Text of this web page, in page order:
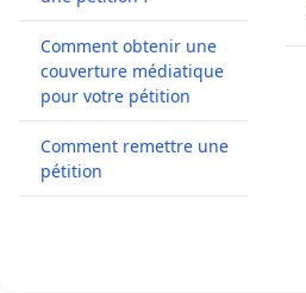
Comment obtenir une
couverture médiatique
pour votre pétition
Comment remettre une
pétition